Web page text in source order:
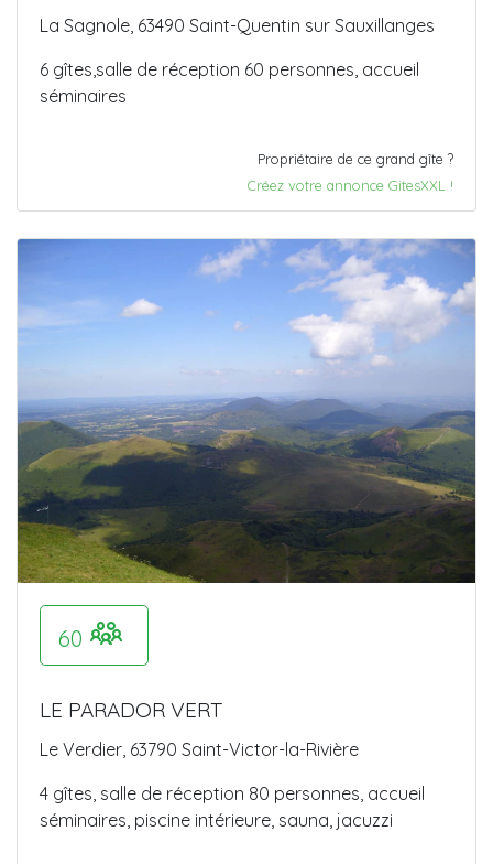
La Sagnole, 63490 Saint-Quentin sur Sauxillanges
6 gîtes,salle de réception 60 personnes, accueil
séminaires
Propriétaire de ce grand gîte ?
Créez votre annonce GitesXXL !
60
LE PARADOR VERT
Le Verdier, 63790 Saint-Victor-la-Rivière
4 gîtes, salle de réception 80 personnes, accueil
séminaires, piscine intérieure, sauna, jacuzzi